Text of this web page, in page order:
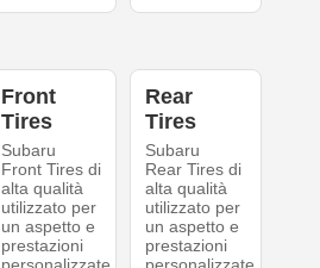
Front
Tires
Subaru
Front Tires di
alta qualità
utilizzato per
un aspetto e
prestazioni
Rear
Tires
Subaru
Rear Tires di
alta qualità
utilizzato per
un aspetto e
prestazioni